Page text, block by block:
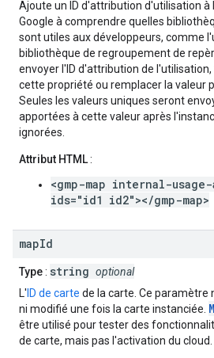
Ajoute un ID d'attribution d'utilisation à
Google à comprendre quelles
sont utiles aux développeurs, comme
bibliothèque de regroupement de
envoyer l'ID d'attribution de
cette propriété ou remplacer la valeur
Seules les valeurs uniques seront
apportées à cette valeur après
ignorées.
Attribut HTML:
<gmp-map internal-
ids="id1 id2"></gmp-map>
mapId
Type: string optional
L' ID de carte de la carte. Ce paramètre
ni modifié une fois la carte instanciée.
être utilisé pour tester des
de carte, mais pas l'activation du cloud.